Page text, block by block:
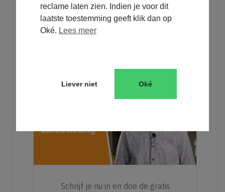
reclame laten zien. Indien je voor dit
laatste toestemming geeft klik dan op
Oké. Lees meer
Liever niet Oké
Schrijf je nu in en doe de gratis